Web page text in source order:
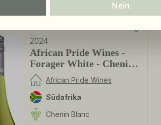
2024
African Pride Wines -
Forager White - Chenin
Blanc / Grenache Blanc
African Pride Wines
Südafrika
Chenin Blanc
Nein